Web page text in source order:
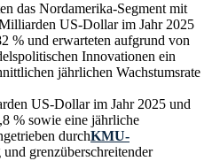
das Nordamerika-Segment mit
US-Dollar im Jahr 2025
% und erwarteten aufgrund von
Innovationen ein
jährlichen Wachstumsrate
US-Dollar im Jahr 2025 und
% sowie eine jährliche
durchKMU-
grenzüberschreitender